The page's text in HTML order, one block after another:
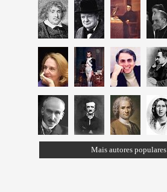
Mais autores populares